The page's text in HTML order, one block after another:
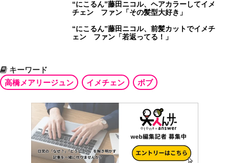
“にこるん”藤田ニコル、ヘアカラーしてイメ
チェン ファン「その髪型大好き」
“にこるん”藤田ニコル、前髪カットでイメチ
ェン ファン「若返ってる！」
キーワード
高橋メアリージュン
イメチェン ボブ